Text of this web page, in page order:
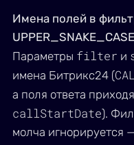
Имена полей в
Параметры filter и
имена Битрикс24 (
а поля ответа
callStartDate).
молча игнорируется